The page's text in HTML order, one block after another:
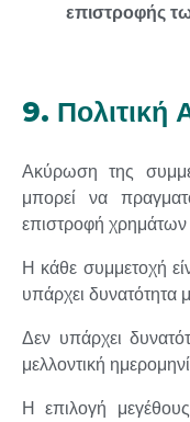
επιστροφής
9.
Ακύρωση της
μπορεί να
επιστροφή χρημάτων
Η κάθε συμμετοχή
υπάρχει
Δεν υπάρχει
μελλοντική
Η επιλογή